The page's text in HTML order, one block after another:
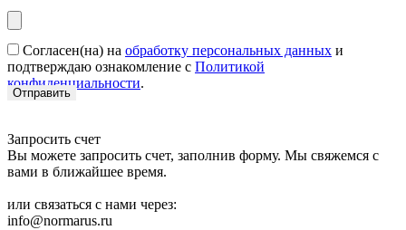
Согласен(на) на обработку персональных данных и
подтверждаю ознакомление с Политикой
конфиденциальности.
Запросить счет
Вы можете запросить счет, заполнив форму. Мы свяжемся с
вами в ближайшее время.
или связаться с нами через:
info@normarus.ru